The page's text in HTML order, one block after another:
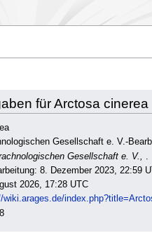
für Arctosa cinerea
Gesellschaft e. V.-
Gesellschaft e. V.,
8. Dezember 2023, 22:59
2026, 17:28 UTC
wiki.arages.de/